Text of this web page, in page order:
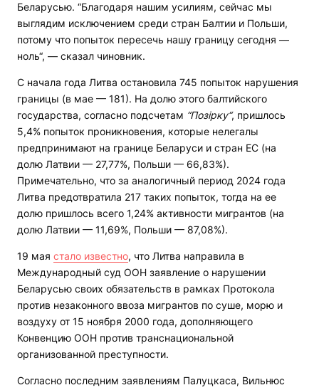
Беларусью. “Благодаря нашим усилиям, сейчас мы
выглядим исключением среди стран Балтии и Польши,
потому что попыток пересечь нашу границу сегодня —
ноль“, — сказал чиновник.
С начала года Литва остановила 745 попыток нарушения
границы (в мае — 181). На долю этого балтийского
государства, согласно подсчетам “Позірку“, пришлось
5,4% попыток проникновения, которые нелегалы
предпринимают на границе Беларуси и стран ЕС (на
долю Латвии — 27,77%, Польши — 66,83%).
Примечательно, что за аналогичный период 2024 года
Литва предотвратила 217 таких попыток, тогда на ее
долю пришлось всего 1,24% активности мигрантов (на
долю Латвии — 11,69%, Польши — 87,08%).
19 мая стало известно, что Литва направила в
Международный суд ООН заявление о нарушении
Беларусью своих обязательств в рамках Протокола
против незаконного ввоза мигрантов по суше, морю и
воздуху от 15 ноября 2000 года, дополняющего
Конвенцию ООН против транснациональной
организованной преступности.
Согласно последним заявлениям Палуцкаса, Вильнюс